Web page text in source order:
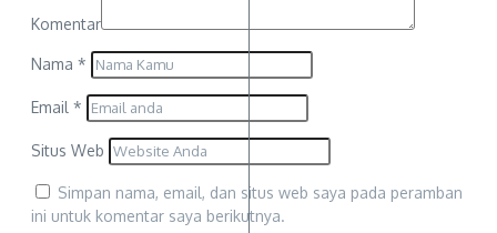
Komentar
Nama *
Email *
Situs Web
Simpan nama, email, dan situs web saya pada peramban
ini untuk komentar saya berikutnya.